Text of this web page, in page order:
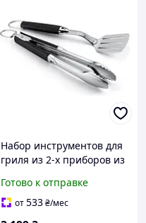
Набор инструментов для
гриля из 2-х приборов из
нержавеющей стали
Weber Tool Set (6645)
Готово к отправке
от533₴/мес